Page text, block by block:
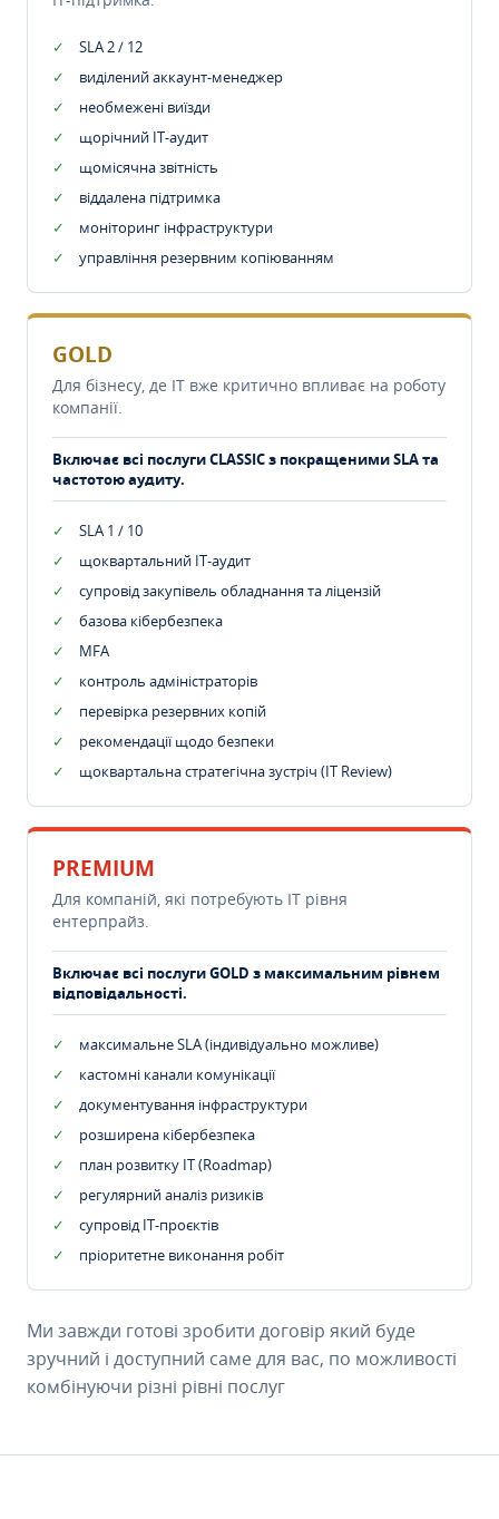
SLA 2 / 12
виділений аккаунт-менеджер
необмежені виїзди
щорічний IT-аудит
щомісячна звітність
віддалена підтримка
моніторинг інфраструктури
управління резервним копіюванням
GOLD
Для бізнесу, де IT вже критично впливає на роботу
компанії.
Включає всі послуги CLASSIC з покращеними SLA та
частотою аудиту.
SLA 1 / 10
щоквартальний IT-аудит
супровід закупівель обладнання та ліцензій
базова кібербезпека
MFA
контроль адміністраторів
перевірка резервних копій
рекомендації щодо безпеки
щоквартальна стратегічна зустріч (IT Review)
PREMIUM
Для компаній, які потребують ІТ рівня
ентерпрайз.
Включає всі послуги GOLD з максимальним рівнем
відповідальності.
максимальне SLA (індивідуально можливе)
кастомні канали комунікації
документування інфраструктури
розширена кібербезпека
план розвитку IT (Roadmap)
регулярний аналіз ризиків
супровід ІТ-проєктів
пріоритетне виконання робіт
Ми завжди готові зробити договір який буде
зручний і доступний саме для вас, по можливості
комбінуючи різні рівні послуг